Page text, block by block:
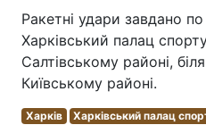
Ракетні удари завдано
Харківський палац
Салтівському районі,
Київському районі.
Харків
Харківський палац